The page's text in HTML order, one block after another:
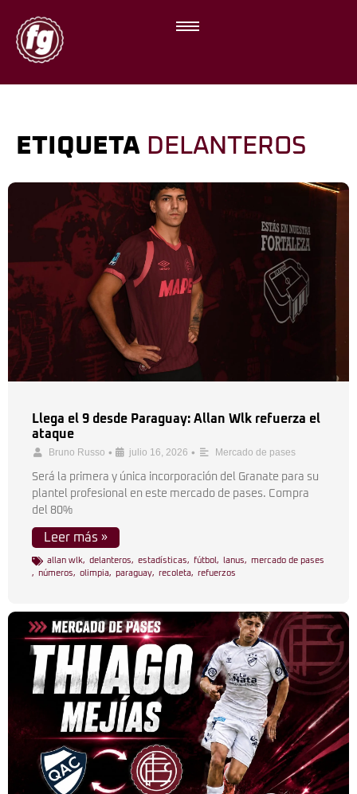
ETIQUETA DELANTEROS
Llega el 9 desde Paraguay: Allan Wlk refuerza el
ataque
Bruno Russo • julio 16, 2026 • Mercado de pases
Será la primera y única incorporación del Granate para su
plantel profesional en este mercado de pases. Compra
del 80%
Leer más »
allan wlk, delanteros, estadísticas, fútbol , lanus, mercado de pases
, números, olimpia, paraguay, recoleta, refuerzos